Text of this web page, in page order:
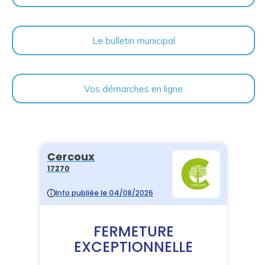
Le bulletin municipal
Vos démarches en ligne